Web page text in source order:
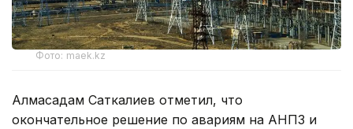
Фото: maek.kz
Алмасадам Саткалиев отметил, что
окончательное решение по авариям на АНПЗ и